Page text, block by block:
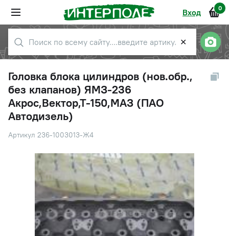
Вход 0
✕
Головка блока цилиндров (нов.обр.,
без клапанов) ЯМЗ-236
Акрос,Вектор,Т-150,МАЗ (ПАО
Автодизель)
Артикул 236-1003013-Ж4